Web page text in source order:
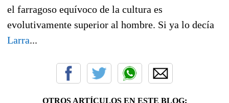
el farragoso equívoco de la cultura es
evolutivamente superior al hombre. Si ya lo decía
Larra...
OTROS ARTÍCULOS EN ESTE BLOG: